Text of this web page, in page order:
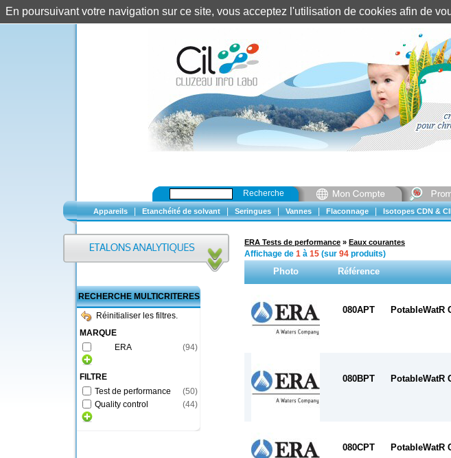
Recherche
Appareils Etanchéité de solvant Seringues Vannes Flaconnage Isotopes CDN &
RECHERCHE MULTICRITERES
Réinitialiser les filtres.
MARQUE
ERA
(94)
FILTRE
Test de performance
(50)
Quality control
(44)
ERA Tests de performance » Eaux courantes
Affichage de 1 à 15 (sur 94 produits)
Photo Référence
080APT PotableWatR
080BPT PotableWatR
080CPT PotableWatR
En poursuivant votre navigation sur ce site, vous acceptez l'utilisation de cookies afin de